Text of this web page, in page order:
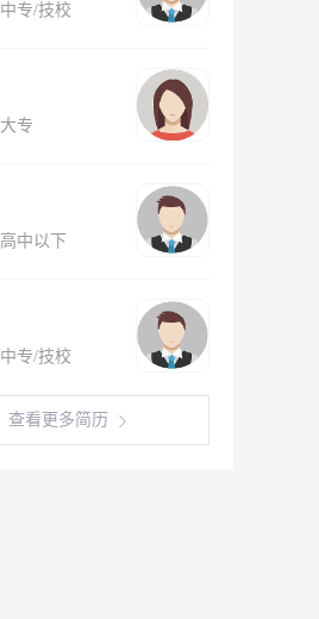
中专/技校
大专
高中以下
中专/技校
查看更多简历